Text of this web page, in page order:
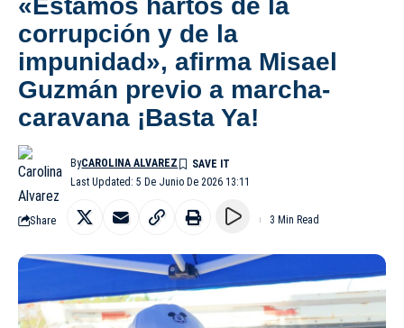
«Estamos hartos de la
corrupción y de la
impunidad», afirma Misael
Guzmán previo a marcha-
caravana ¡Basta Ya!
Last Updated: 5 De Junio De 2026 13:11
ByCAROLINA ALVAREZ
Share 3 Min Read